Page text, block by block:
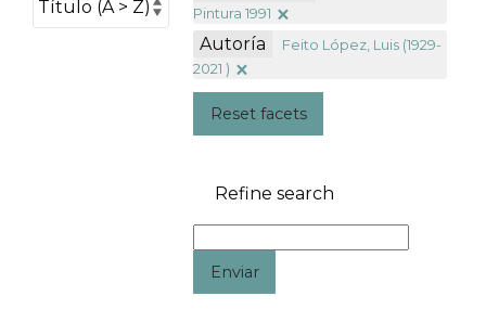
Pintura 1991
Autoría
Feito López, Luis (1929-
2021 )
Reset facets
Refine search
Enviar